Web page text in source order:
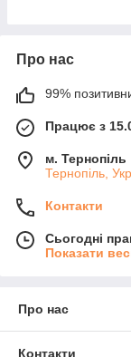
Про нас
99%
Працює з
м. Тернопіль
Тернопіль,
Контакти
Сьогодні
Показати
Про нас
Контакти